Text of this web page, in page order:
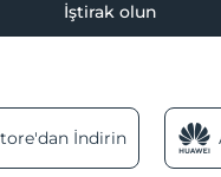
İştirak olun
İndirin